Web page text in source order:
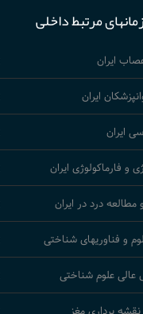
مرتبط داخلی
ایران
ایران
ایران
و فارماکولوژی ایران
درد در ایران
و فناوریهای شناختی
علوم شناختی
برداری مغز